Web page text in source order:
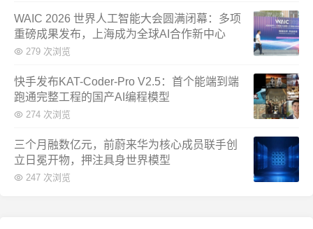
WAIC 2026 世界人工智能大会圆满闭幕：多项
重磅成果发布，上海成为全球AI合作新中心
279 次浏览
快手发布KAT-Coder-Pro V2.5：首个能端到端
跑通完整工程的国产AI编程模型
274 次浏览
三个月融数亿元，前蔚来华为核心成员联手创
立日冕开物，押注具身世界模型
247 次浏览